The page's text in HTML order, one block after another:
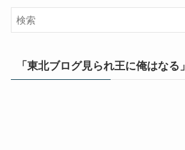
「東北ブログ見られ王に俺はなる」